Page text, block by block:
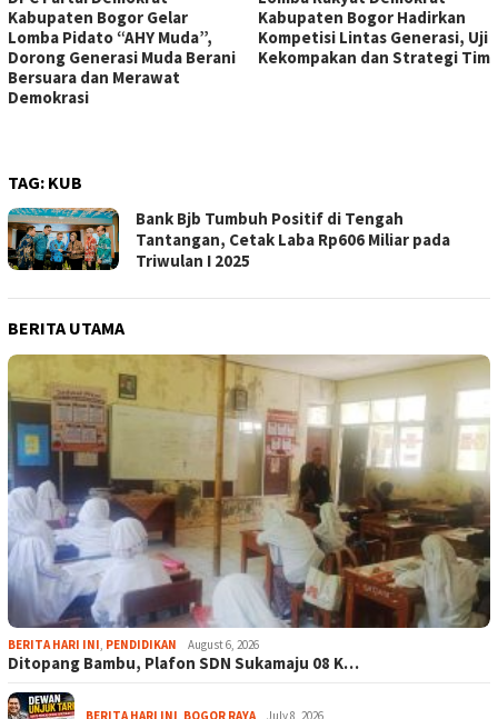
Kabupaten Bogor Gelar
Lomba Pidato “AHY Muda”,
Dorong Generasi Muda Berani
Bersuara dan Merawat
Demokrasi
Kabupaten Bogor Hadirkan
Kompetisi Lintas Generasi, Uji
Kekompakan dan Strategi Tim
TAG: KUB
Bank Bjb Tumbuh Positif di Tengah
Tantangan, Cetak Laba Rp606 Miliar pada
Triwulan I 2025
BERITA UTAMA
BERITA HARI INI, PENDIDIKAN August 6, 2026
Ditopang Bambu, Plafon SDN Sukamaju 08 K…
BERITA HARI INI, BOGOR RAYA July 8, 2026